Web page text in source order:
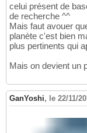
celui présent de
de recherche ^^
Mais faut avouer
planète c'est bien
plus pertinents qui
Mais on devient un
GanYoshi, le 22/11/